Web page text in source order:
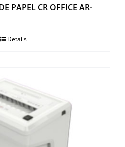
PAPEL CR OFFICE AR-
Details